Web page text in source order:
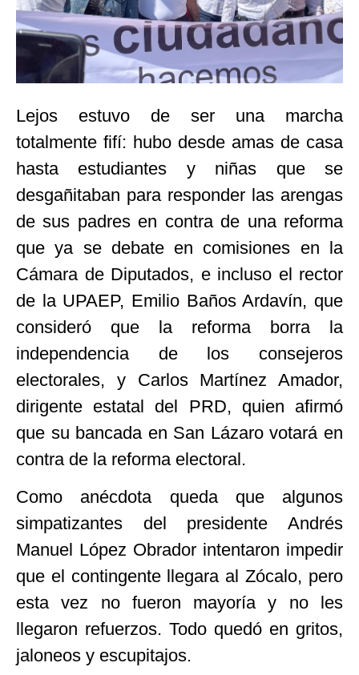
Lejos estuvo de ser una marcha
totalmente fifí: hubo desde amas de casa
hasta estudiantes y niñas que se
desgañitaban para responder las arengas
de sus padres en contra de una reforma
que ya se debate en comisiones en la
Cámara de Diputados, e incluso el rector
de la UPAEP, Emilio Baños Ardavín, que
consideró que la reforma borra la
independencia de los consejeros
electorales, y Carlos Martínez Amador,
dirigente estatal del PRD, quien afirmó
que su bancada en San Lázaro votará en
contra de la reforma electoral.
Como anécdota queda que algunos
simpatizantes del presidente Andrés
Manuel López Obrador intentaron impedir
que el contingente llegara al Zócalo, pero
esta vez no fueron mayoría y no les
llegaron refuerzos. Todo quedó en gritos,
jaloneos y escupitajos.